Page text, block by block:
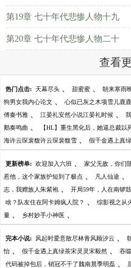
第19章 七十年代悲惨人物十九
第20章 七十年代悲惨人物二十
查看
热门点击: 天幕尽头 、 甜蜜蜜 、 朝来寒雨
狗男女我内心论文 、 心似已灰之木项雪儿鹿鹿
傅秦书雅 、 江晏礼安然小说江晏礼时候 、
鹅奏鸣曲 、 【HL】重生黑化后，她逼总裁
海许云琛裴馥许云琛裴馥雪 、 假千金遇上真
更新榜单: 欢迎加入六班 、 家父无敌，你们
惹他，这个家族护短到了极点 、 凡人仙途 、
志，我赠族人朱紫袍 、 开局59年，人在南锣
啥？队友住在阿卡姆疯人院？ 、 综影视之从
量 、 乡村妙手小神医 、
完本小说: 风起时爱意散尽林青风顾汐云 、
怡 、 假千金遇上真绿茶宋灵灵宋毅然 、 吞
代码被掉包后，销冠不干了魏南晨季明磊 、